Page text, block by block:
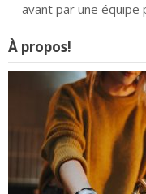
avant par une équipe
À propos!